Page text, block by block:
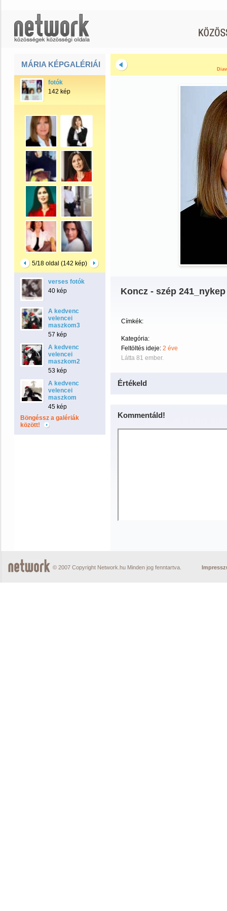
MÁRIA KÉPGALÉRIÁI
fotók
142 kép
5/18 oldal (142 kép)
verses fotók
40 kép
A kedvenc
velencei
maszkom3
57 kép
A kedvenc
velencei
maszkom2
53 kép
A kedvenc
velencei
maszkom
45 kép
Böngéssz a galériák
között!
Koncz - szép 241_nykep
Címkék:
Kategória:
Feltöltés ideje: 2 éve
Látta 81 ember.
Értékeld
Kommentáld!
© 2007 Copyright Network.hu Minden jog fenntartva.